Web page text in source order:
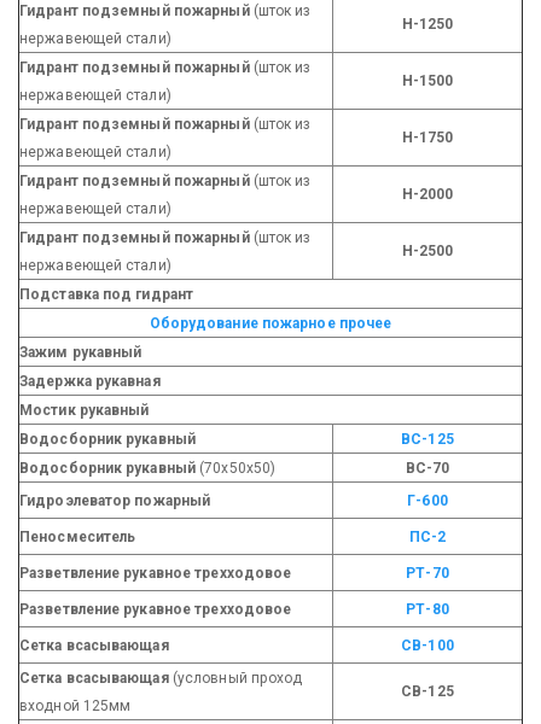
Гидрант подземный пожарный(шток из
нержавеющей стали)
Н-1250
Гидрант подземный пожарный(шток из
нержавеющей стали)
Н-1500
Гидрант подземный пожарный(шток из
нержавеющей стали)
Н-1750
Гидрант подземный пожарный(шток из
нержавеющей стали)
Н-2000
Гидрант подземный пожарный(шток из
нержавеющей стали)
Н-2500
Подставка под гидрант
Оборудование пожарное прочее
Зажим рукавный
Задержка рукавная
Мостик рукавный
Водосборник рукавный
ВС-125
Водосборник рукавный (70х50х50)
ВС-70
Гидроэлеватор пожарный
Г-600
Пеносмеситель ПС-2
Разветвление рукавное трехходовое РТ-70
Разветвление рукавное трехходовое РТ-80
Сетка всасывающая
СВ-100
Сетка всасывающая(условный проход
входной 125мм
СВ-125